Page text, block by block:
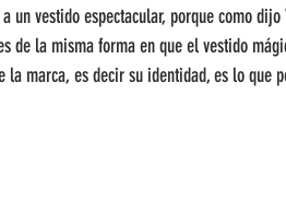
vestido espectacular, porque como dijo
de la misma forma en que el vestido
marca, es decir su identidad, es lo que